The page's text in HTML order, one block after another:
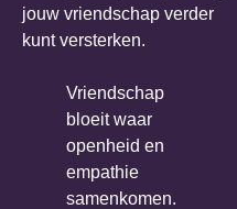
jouw vriendschap verder
kunt versterken.
Vriendschap
bloeit waar
openheid en
empathie
samenkomen.